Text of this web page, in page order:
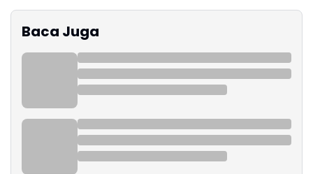
Baca Juga